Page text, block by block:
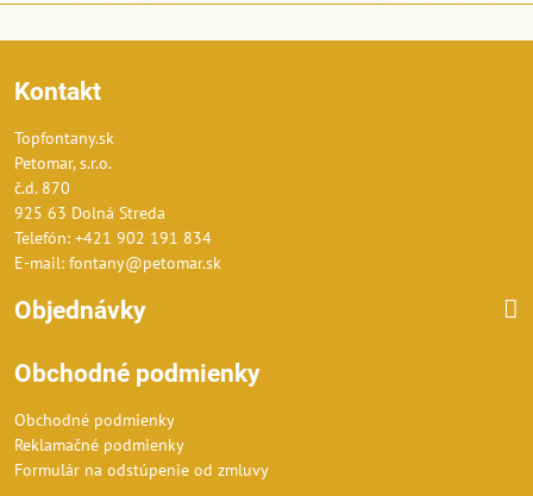
Kontakt
Topfontany.sk
Petomar, s.r.o.
č.d. 870
925 63 Dolná Streda
Telefón: +421 902 191 834
E-mail: fontany@petomar.sk
Objednávky
Obchodné podmienky
Obchodné podmienky
Reklamačné podmienky
Formulár na odstúpenie od zmluvy